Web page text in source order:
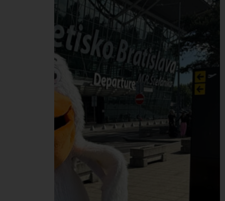
spolupráci s poisťovňou
UNION sme zorganizovali
Deň zdravia, ktorý sme
spojili aj so zdravými a
vyváženými Peli
raňajkami od tímu
HR/Office. Do meraní v
rámci Dňa zdravia sa
naprieč celou našou
Pelikán Group zapojilo
spolu…